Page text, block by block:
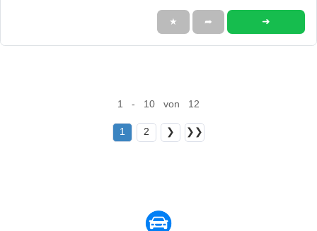
★ ➦ ➜
1 - 10 von 12
1 2 ❯ ❯❯